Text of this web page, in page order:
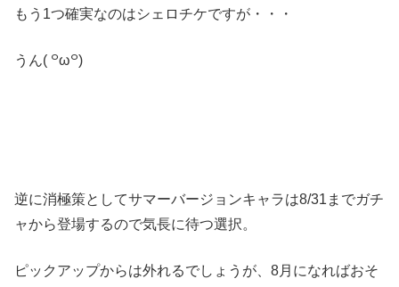
もう1つ確実なのはシェロチケですが・・・
うん( ꒪ω꒪)
逆に消極策としてサマーバージョンキャラは8/31までガチ
ャから登場するので気長に待つ選択。
ピックアップからは外れるでしょうが、8月になればおそ